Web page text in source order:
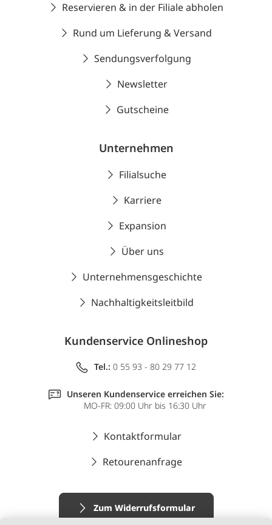
Reservieren & in der Filiale abholen
Rund um Lieferung & Versand
Sendungsverfolgung
Newsletter
Gutscheine
Unternehmen
Filialsuche
Karriere
Expansion
Über uns
Unternehmensgeschichte
Nachhaltigkeitsleitbild
Kundenservice Onlineshop
Tel.: 0 55 93 - 80 29 77 12
Unseren Kundenservice erreichen Sie:
MO-FR: 09:00 Uhr bis 16:30 Uhr
Kontaktformular
Retourenanfrage
Zum Widerrufsformular